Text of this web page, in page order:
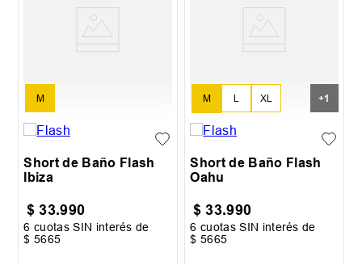
M
Short de Baño Flash
Ibiza
$ 33.990
6 cuotas SIN interés de
$ 5665
M L XL
XXL
+1
Short de Baño Flash
Oahu
$ 33.990
6 cuotas SIN interés de
$ 5665